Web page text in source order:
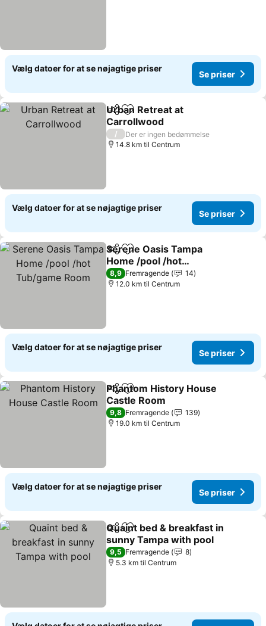
Vælg datoer for at se nøjagtige priser
Se priser
Del Føj til favoritter
Urban Retreat at
Carrollwood
/
Der er ingen bedømmelse
14.8 km til Centrum
Vælg datoer for at se nøjagtige priser
Se priser
Del Føj til favoritter
Serene Oasis Tampa
Home /pool /hot
Tub/game Room
8,9 Fremragende
14
12.0 km til Centrum
Vælg datoer for at se nøjagtige priser
Se priser
Del Føj til favoritter
Phantom History House
Castle Room
9,8 Fremragende
139
19.0 km til Centrum
Vælg datoer for at se nøjagtige priser
Se priser
Del Føj til favoritter
Quaint bed & breakfast in
sunny Tampa with pool
9,5 Fremragende
8
5.3 km til Centrum